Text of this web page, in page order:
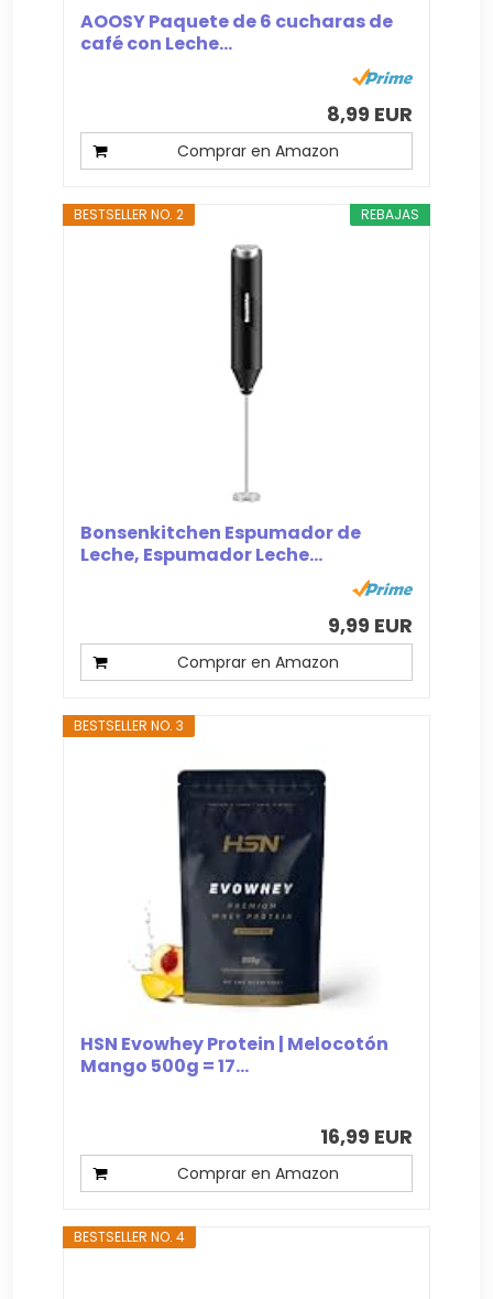
AOOSY Paquete de 6 cucharas de
café con Leche...
8,99 EUR
Comprar en Amazon
REBAJAS
BESTSELLER NO. 2
Bonsenkitchen Espumador de
Leche, Espumador Leche...
9,99 EUR
Comprar en Amazon
BESTSELLER NO. 3
HSN Evowhey Protein | Melocotón
Mango 500g = 17...
16,99 EUR
Comprar en Amazon
BESTSELLER NO. 4